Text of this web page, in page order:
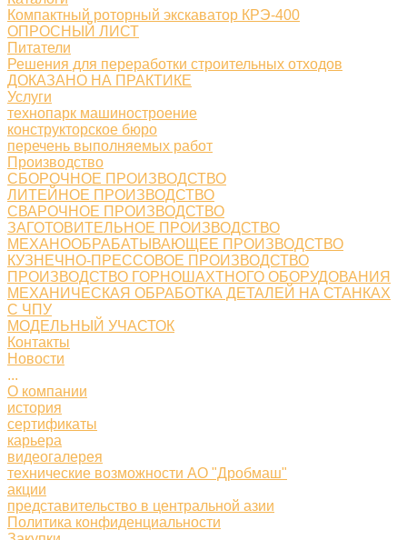
Компактный роторный экскаватор КРЭ-400
ОПРОСНЫЙ ЛИСТ
Питатели
Решения для переработки строительных отходов
ДОКАЗАНО НА ПРАКТИКЕ
Услуги
технопарк машиностроение
конструкторское бюро
перечень выполняемых работ
Производство
СБОРОЧНОЕ ПРОИЗВОДСТВО
ЛИТЕЙНОЕ ПРОИЗВОДСТВО
СВАРОЧНОЕ ПРОИЗВОДСТВО
ЗАГОТОВИТЕЛЬНОЕ ПРОИЗВОДСТВО
МЕХАНООБРАБАТЫВАЮЩЕЕ ПРОИЗВОДСТВО
КУЗНЕЧНО-ПРЕССОВОЕ ПРОИЗВОДСТВО
ПРОИЗВОДСТВО ГОРНОШАХТНОГО ОБОРУДОВАНИЯ
МЕХАНИЧЕСКАЯ ОБРАБОТКА ДЕТАЛЕЙ НА СТАНКАХ
С ЧПУ
МОДЕЛЬНЫЙ УЧАСТОК
Контакты
Новости
...
О компании
история
сертификаты
карьера
видеогалерея
технические возможности АО "Дробмаш"
акции
представительство в центральной азии
Политика конфиденциальности